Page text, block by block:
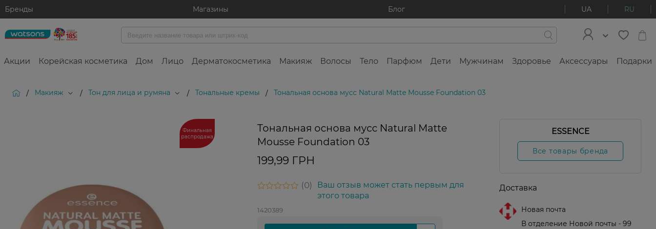
Бренды Магазины Блог UA RU
Акции Корейская косметика Дом Лицо Дерматокосметика Макияж Волосы Тело Парфюм Дети Мужчинам Здоровье Аксессуары Подарки
/ Макияж / Тон для лица и румяна / Тональные кремы / Тональная основа мусс Natural Matte Mousse Foundation 03
Финальная
распродажа
Финальная
Тональная основа мусс Natural Matte
Mousse Foundation 03
199,99 ГРН
0
Ваш отзыв может стать первым для
этого товара
1420389
ESSENCE
Все товары бренда
Доставка
Новая почта
В отделение Новой почты - 99